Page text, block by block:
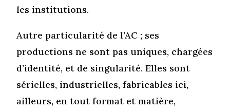
les institutions.
Autre particularité de l’AC ; ses
productions ne sont pas uniques, chargées
d’identité, et de singularité. Elles sont
sérielles, industrielles, fabricables ici,
ailleurs, en tout format et matière,